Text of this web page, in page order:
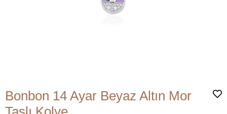
Bonbon 14 Ayar Beyaz Altın Mor